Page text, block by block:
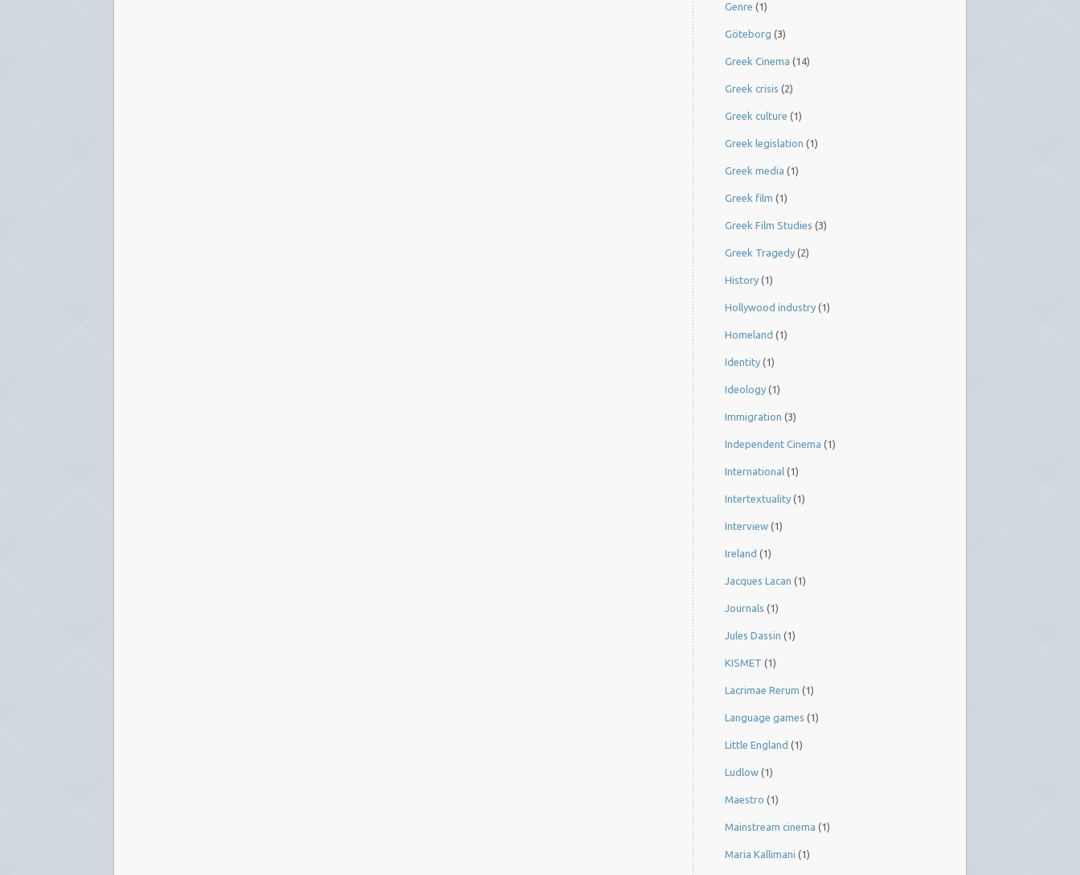
Genre (1)
Göteborg (3)
Greek Cinema (14)
Greek crisis (2)
Greek culture (1)
Greek legislation (1)
Greek media (1)
Greek film (1)
Greek Film Studies (3)
Greek Tragedy (2)
History (1)
Hollywood industry (1)
Homeland (1)
Identity (1)
Ideology (1)
Immigration (3)
Independent Cinema (1)
International (1)
Intertextuality (1)
Interview (1)
Ireland (1)
Jacques Lacan (1)
Journals (1)
Jules Dassin (1)
KISMET (1)
Lacrimae Rerum (1)
Language games (1)
Little England (1)
Ludlow (1)
Maestro (1)
Mainstream cinema (1)
Maria Kallimani (1)